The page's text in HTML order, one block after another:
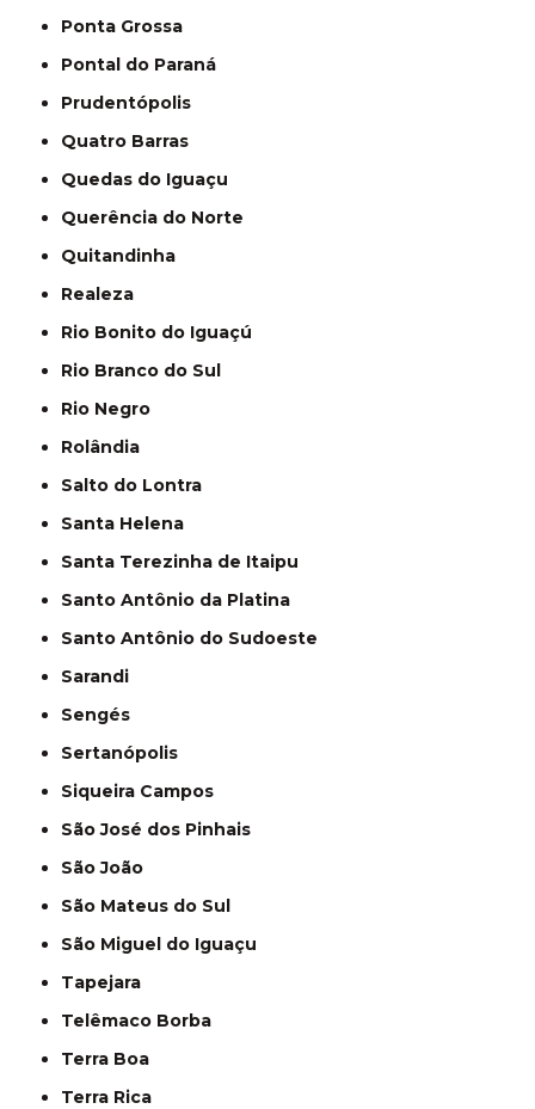
Ponta Grossa
Pontal do Paraná
Prudentópolis
Quatro Barras
Quedas do Iguaçu
Querência do Norte
Quitandinha
Realeza
Rio Bonito do Iguaçú
Rio Branco do Sul
Rio Negro
Rolândia
Salto do Lontra
Santa Helena
Santa Terezinha de Itaipu
Santo Antônio da Platina
Santo Antônio do Sudoeste
Sarandi
Sengés
Sertanópolis
Siqueira Campos
São José dos Pinhais
São João
São Mateus do Sul
São Miguel do Iguaçu
Tapejara
Telêmaco Borba
Terra Boa
Terra Rica